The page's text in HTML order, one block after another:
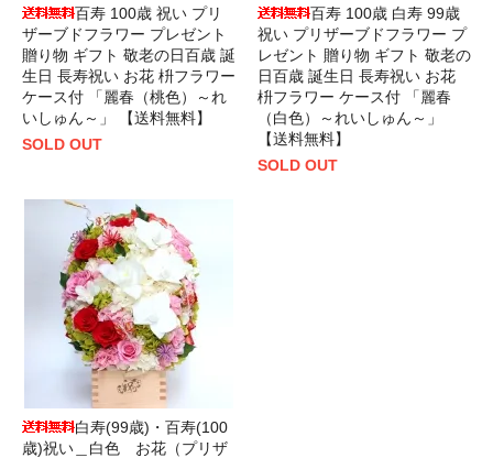
百寿 100歳 祝い プリ
ザーブドフラワー プレゼント
贈り物 ギフト 敬老の日百歳 誕
生日 長寿祝い お花 枡フラワー
ケース付 「麗春（桃色）～れ
いしゅん～」 【送料無料】
SOLD OUT
百寿 100歳 白寿 99歳
祝い プリザーブドフラワー プ
レゼント 贈り物 ギフト 敬老の
日百歳 誕生日 長寿祝い お花
枡フラワー ケース付 「麗春
（白色）～れいしゅん～」
【送料無料】
SOLD OUT
白寿(99歳)・百寿(100
歳)祝い＿白色 お花（プリザ